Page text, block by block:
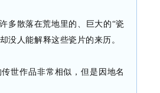
多散落在荒地里的、巨大的“瓷
没人能解释这些瓷片的来历。
世作品非常相似，但是因地名